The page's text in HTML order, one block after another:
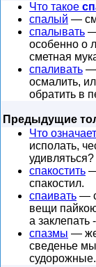
Что такое
спалый —
спалывать —
особенно о
сметная
спаливать —
осмалить,
обратить в
Предыдущие
Что означает
исполать,
удивляться?
спакостить
спакостил.
спаивать —
вещи
а заклепать
спазмы —
сведенье
судорожные.